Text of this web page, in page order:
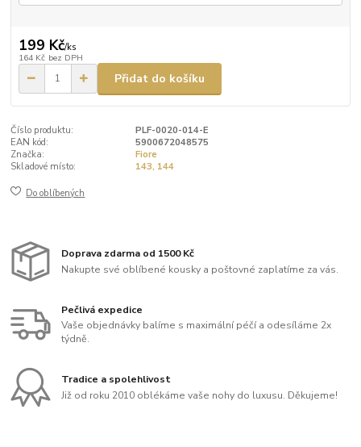
199 Kč/ks
164 Kč bez DPH
Přidat do košíku
Číslo produktu:
PLF-0020-014-E
EAN kód:
5900672048575
Značka:
Fiore
Skladové místo:
143, 144
Do oblíbených
Doprava zdarma od 1500 Kč
Nakupte své oblíbené kousky a poštovné zaplatíme za vás.
Pečlivá expedice
Vaše objednávky balíme s maximální péčí a odesíláme 2x
týdně.
Tradice a spolehlivost
Již od roku 2010 oblékáme vaše nohy do luxusu. Děkujeme!